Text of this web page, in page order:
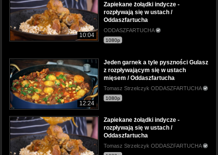
10:04
Zapiekane żołądki indycze -
rozpływają się w ustach /
Oddaszfartucha
ODDASZFARTUCHA
1080p
12:24
Jeden garnek a tyle pyszności Gulasz
z rozpływającym się w ustach
mięsem / Oddaszfartucha
Tomasz Strzelczyk ODDASZFARTUCHA
1080p
Zapiekane żołądki indycze -
rozpływają się w ustach /
Oddaszfartucha
Tomasz Strzelczyk ODDASZFARTUCHA